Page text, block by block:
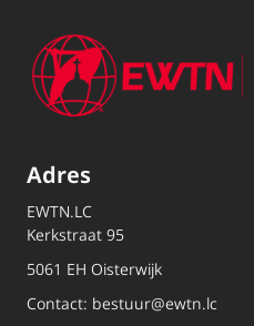
Adres
EWTN.LC
Kerkstraat 95
5061 EH Oisterwijk
Contact: bestuur@ewtn.lc